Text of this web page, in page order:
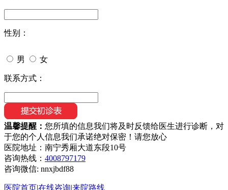
性别：
男 女
联系方式：
温馨提醒： 您所填的信息我们将及时反馈给医生进行诊断，对
于您的个人信息我们承诺绝对保密！请您放心
医院地址：南宁秀厢大道东段10号
咨询热线： 4008797179
咨询微信: nnxjbdf88
医院首页|在线咨询|来院路线